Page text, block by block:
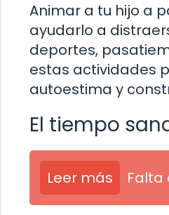
Animar a tu hijo a
ayudarlo a
deportes,
estas actividades
autoestima y
El tiempo
Leer más Falta